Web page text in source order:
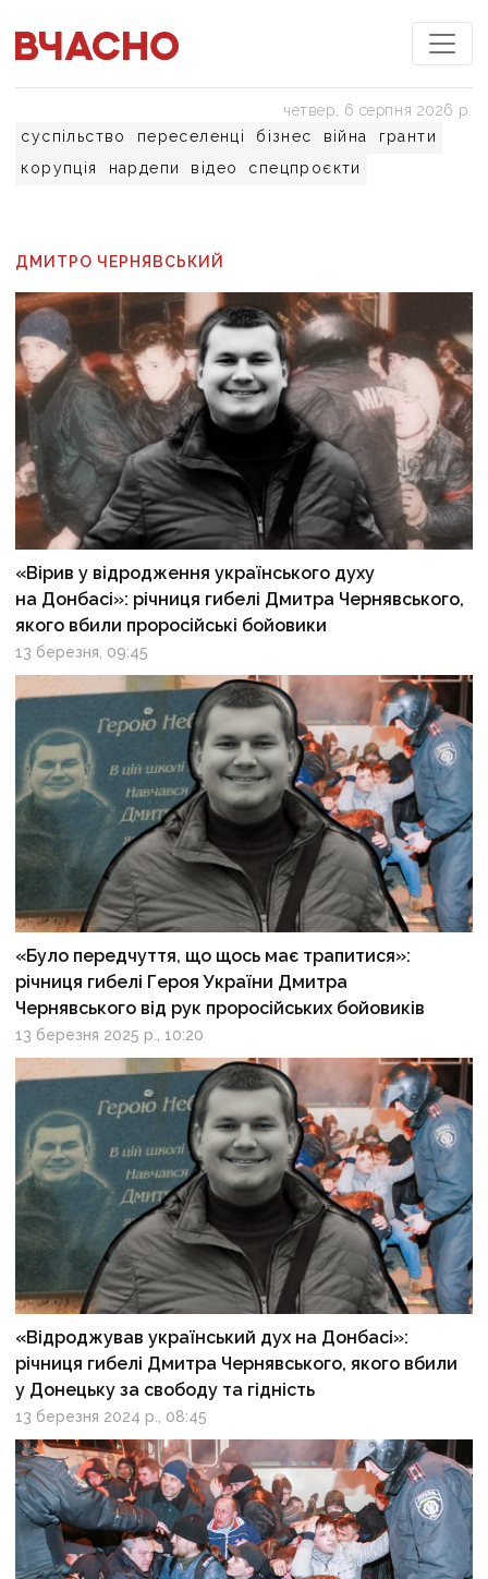
суспільство переселенці бізнес війна
гранти
корупція
нардепи відео спецпроєкти
четвер, 6 серпня 2026 р.
ДМИТРО ЧЕРНЯВСЬКИЙ
«Вірив у відродження українського духу
на Донбасі»: річниця гибелі Дмитра Чернявського,
якого вбили проросійські бойовики
13 березня, 09:45
«Було передчуття, що щось має трапитися»:
річниця гибелі Героя України Дмитра
Чернявського від рук проросійських бойовиків
13 березня 2025 р., 10:20
«Відроджував український дух на Донбасі»:
річниця гибелі Дмитра Чернявського, якого вбили
у Донецьку за свободу та гідність
13 березня 2024 р., 08:45